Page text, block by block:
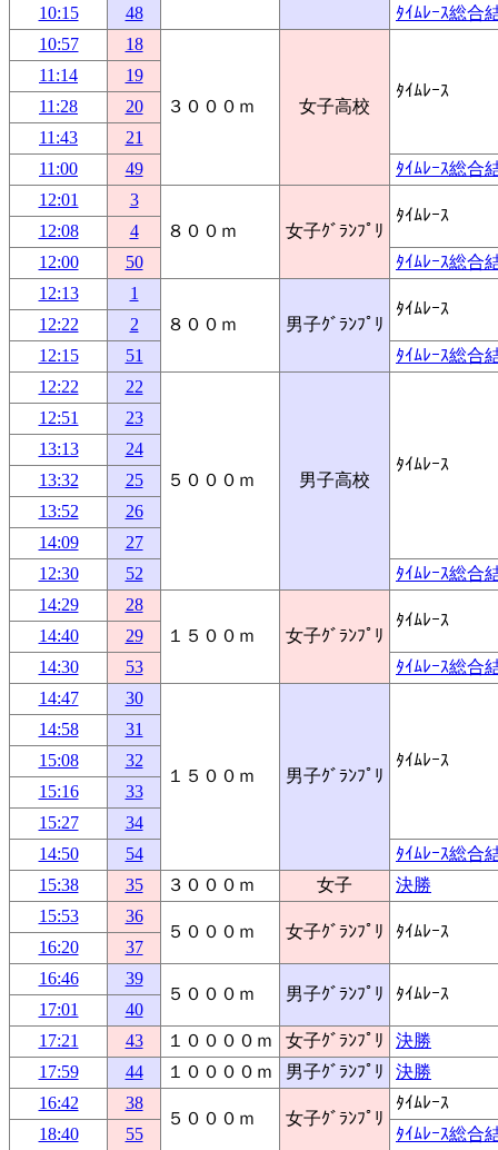
10:15
48
ﾀｲﾑﾚｰｽ総合
10:57
18
３０００ｍ 女子高校
ﾀｲﾑﾚｰｽ
11:14
19
11:28
20
11:43
21
11:00
49
ﾀｲﾑﾚｰｽ総合
12:01
3
８００ｍ
女子ｸﾞﾗﾝﾌﾟﾘ
ﾀｲﾑﾚｰｽ
12:08
4
12:00
50
ﾀｲﾑﾚｰｽ総合
12:13
1
８００ｍ
男子ｸﾞﾗﾝﾌﾟﾘ
ﾀｲﾑﾚｰｽ
12:22
2
12:15
51
ﾀｲﾑﾚｰｽ総合
12:22
22
５０００ｍ 男子高校
ﾀｲﾑﾚｰｽ
12:51
23
13:13
24
13:32
25
13:52
26
14:09
27
12:30
52
ﾀｲﾑﾚｰｽ総合
14:29
28
１５００ｍ
女子ｸﾞﾗﾝﾌﾟﾘ
ﾀｲﾑﾚｰｽ
14:40
29
14:30
53
ﾀｲﾑﾚｰｽ総合
14:47
30
１５００ｍ 男子ｸﾞﾗﾝﾌﾟﾘ
ﾀｲﾑﾚｰｽ
14:58
31
15:08
32
15:16
33
15:27
34
14:50
54
ﾀｲﾑﾚｰｽ総合
15:38
35 ３０００ｍ 女子
決勝
15:53
36
５０００ｍ
女子ｸﾞﾗﾝﾌﾟﾘ
ﾀｲﾑﾚｰｽ
16:20
37
16:46
39
５０００ｍ
男子ｸﾞﾗﾝﾌﾟﾘ
ﾀｲﾑﾚｰｽ
17:01
40
17:21
43 １００００ｍ 女子ｸﾞﾗﾝﾌﾟﾘ
決勝
17:59
44 １００００ｍ 男子ｸﾞﾗﾝﾌﾟﾘ
決勝
16:42
38
５０００ｍ
女子ｸﾞﾗﾝﾌﾟﾘ
ﾀｲﾑﾚｰｽ
18:40
55 ﾀｲﾑﾚｰｽ総合